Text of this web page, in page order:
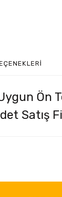
Ön
Satış